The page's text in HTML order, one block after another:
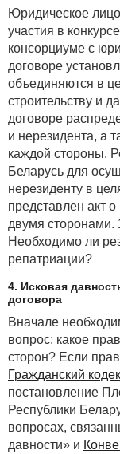
Юридическое
участия в
консорциуме с
договоре
объединяются в
строительству и
договоре
и нерезидента, а
каждой стороны.
Беларусь для
нерезиденту в
представлен акт
двумя
Необходимо ли
репатриации?
4. Исковая
договора
Вначале
вопрос: какое
сторон? Если
Гражданский
постановление
Республики
вопросах,
давности» и